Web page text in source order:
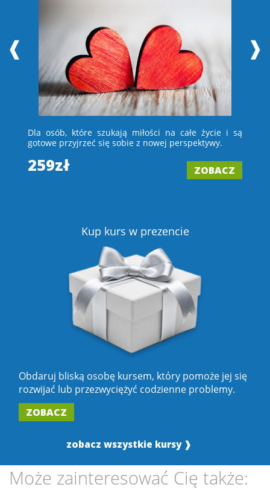
Dla osób, które szukają miłości na całe życie i są
gotowe przyjrzeć się sobie z nowej perspektywy.
259zł ZOBACZ
❰ ❱
Kup kurs w prezencie
Obdaruj bliską osobę kursem, który pomoże jej się
rozwijać lub przezwyciężyć codzienne problemy.
ZOBACZ
zobacz wszystkie kursy ❱
Może zainteresować Cię także: